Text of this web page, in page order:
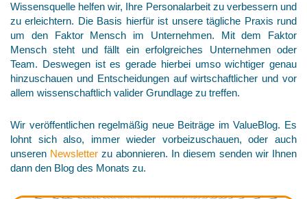
Wissensquelle helfen wir, Ihre Personalarbeit zu verbessern und
zu erleichtern. Die Basis hierfür ist unsere tägliche Praxis rund
um den Faktor Mensch im Unternehmen. Mit dem Faktor
Mensch steht und fällt ein erfolgreiches Unternehmen oder
Team. Deswegen ist es gerade hierbei umso wichtiger genau
hinzuschauen und Entscheidungen auf wirtschaftlicher und vor
allem wissenschaftlich valider Grundlage zu treffen.
Wir veröffentlichen regelmäßig neue Beiträge im ValueBlog. Es
lohnt sich also, immer wieder vorbeizuschauen, oder auch
unseren Newsletter zu abonnieren. In diesem senden wir Ihnen
dann den Blog des Monats zu.